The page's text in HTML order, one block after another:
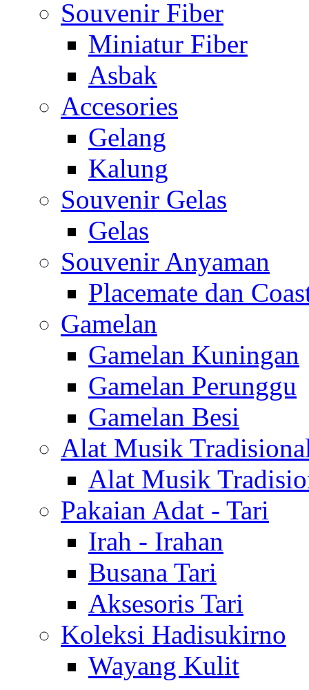
Souvenir Fiber
Miniatur Fiber
Asbak
Accesories
Gelang
Kalung
Souvenir Gelas
Gelas
Souvenir Anyaman
Placemate dan
Gamelan
Gamelan Kuningan
Gamelan Perunggu
Gamelan Besi
Alat Musik
Alat Musik
Pakaian Adat - Tari
Irah - Irahan
Busana Tari
Aksesoris Tari
Koleksi Hadisukirno
Wayang Kulit